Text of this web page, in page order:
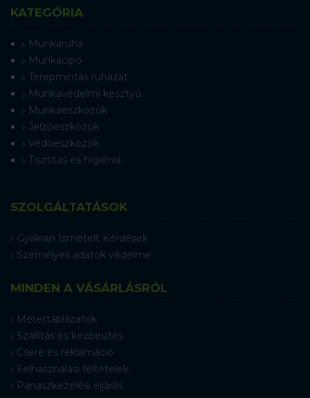
KATEGÓRIA
Munkaruha
Munkacipő
Terepmintás ruházat
Munkavédelmi kesztyű
Munkaeszközök
Jelzőeszközök
Védőeszközök
Tisztítás és higiénia
SZOLGÁLTATÁSOK
Gyakran Ismételt Kérdések
Személyes adatok védelme
MINDEN A VÁSÁRLÁSRÓL
Mérettáblázatok
Szállítás és kézbesítés
Csere és reklamáció
Felhasználási feltételek
Panaszkezelési eljárás